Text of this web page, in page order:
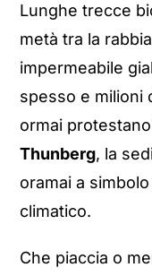
Lunghe trecce
metà tra la
impermeabile
spesso e milioni
ormai
Thunberg, la
oramai a
climatico.
Che piaccia o